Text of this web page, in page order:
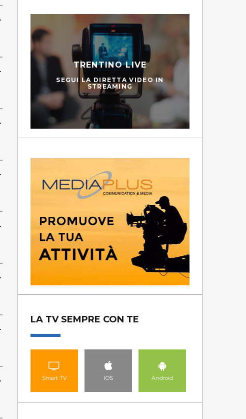
TRENTINO LIVE
SEGUI LA DIRETTA VIDEO IN
STREAMING
LA TV SEMPRE CON TE
Smart TV IOS Android